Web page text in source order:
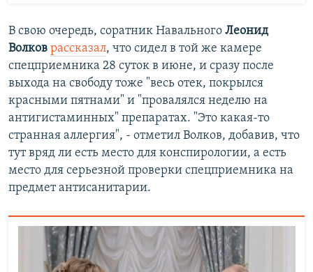
В свою очередь, соратник Навального Леонид
Волков рассказал, что сидел в той же камере
спецприемника 28 суток в июне, и сразу после
выхода на свободу тоже "весь отек, покрылся
красными пятнами" и "провалялся неделю на
антигистаминных" препаратах. "Это какая-то
странная аллергия", - отметил Волков, добавив, что
тут вряд ли есть место для конспирологии, а есть
место для серьезной проверки спецприемника на
предмет антисанитарии.